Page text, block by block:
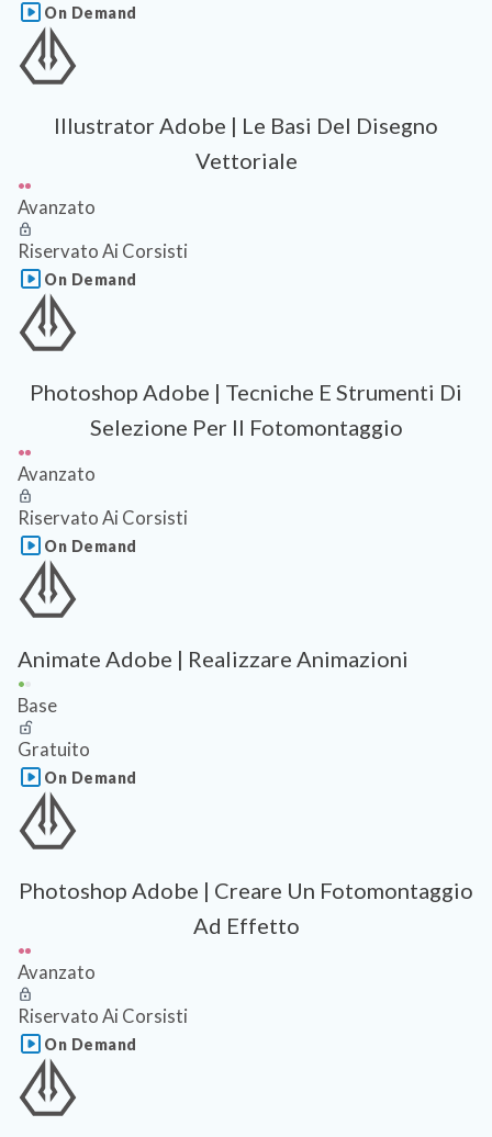
On Demand
Illustrator Adobe | Le Basi Del Disegno
Vettoriale
Avanzato
Riservato Ai Corsisti
On Demand
Photoshop Adobe | Tecniche E Strumenti Di
Selezione Per Il Fotomontaggio
Avanzato
Riservato Ai Corsisti
On Demand
Animate Adobe | Realizzare Animazioni
Base
Gratuito
On Demand
Photoshop Adobe | Creare Un Fotomontaggio
Ad Effetto
Avanzato
Riservato Ai Corsisti
On Demand